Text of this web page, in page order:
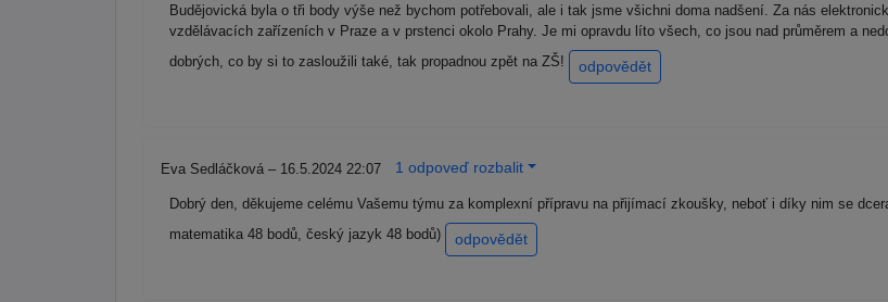
Budějovická byla o tři body výše než bychom potřebovali, ale i tak jsme všichni doma nadšení. Za nás
vzdělávacích zařízeních v Praze a v prstenci okolo Prahy. Je mi opravdu líto všech, co jsou nad průměrem a
dobrých, co by si to zasloužili také, tak propadnou zpět na ZŠ!
odpovědět
Eva Sedláčková – 16.5.2024 22:07 1 odpoveď rozbalit
Dobrý den, děkujeme celému Vašemu týmu za komplexní přípravu na přijímací zkoušky, neboť i díky nim se
matematika 48 bodů, český jazyk 48 bodů)
odpovědět